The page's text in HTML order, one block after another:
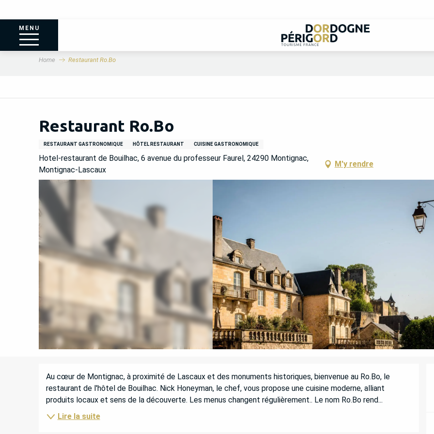
MENU
Home Restaurant Ro.Bo
Restaurant Ro.Bo
RESTAURANT GASTRONOMIQUE HÔTEL RESTAURANT CUISINE GASTRONOMIQUE
Hotel-restaurant de Bouilhac, 6 avenue du professeur Faurel, 24290 Montignac,
Montignac-Lascaux
M'y rendre
DESCRIPTION
Au cœur de Montignac, à proximité de Lascaux et des monuments historiques, bienvenue au Ro.Bo, le
restaurant de l'hôtel de Bouilhac. Nick Honeyman, le chef, vous propose une cuisine moderne, alliant
produits locaux et sens de la découverte. Les menus changent régulièrement.. Le nom Ro.Bo rend...
Lire la suite